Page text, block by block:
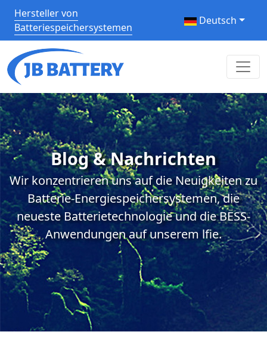
Hersteller von
Batteriespeichersystemen
Deutsch
Blog & Nachrichten
Wir konzentrieren uns auf die Neuigkeiten zu
Batterie-Energiespeichersystemen, die
neueste Batterietechnologie und die BESS-
Anwendungen auf unserem lfie.